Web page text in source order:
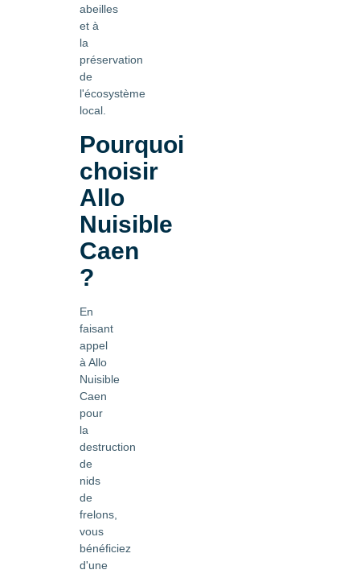
abeilles
et à
la
préservation
de
l'écosystème
local.
Pourquoi
choisir
Allo
Nuisible
Caen
?
En
faisant
appel
à Allo
Nuisible
Caen
pour
la
destruction
de
nids
de
frelons,
vous
bénéficiez
d'une